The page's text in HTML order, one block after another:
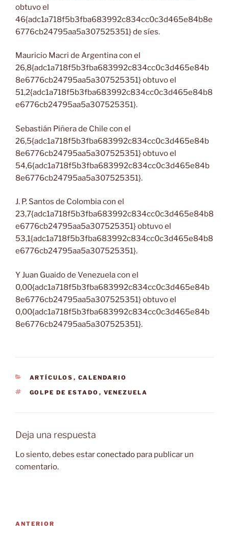
obtuvo el
46{adc1a718f5b3fba683992c834cc0c3d465e84b8e
6776cb24795aa5a307525351} de síes.
Mauricio Macri de Argentina con el
26,8{adc1a718f5b3fba683992c834cc0c3d465e84b
8e6776cb24795aa5a307525351} obtuvo el
51,2{adc1a718f5b3fba683992c834cc0c3d465e84b8
e6776cb24795aa5a307525351}.
Sebastián Piñera de Chile con el
26,5{adc1a718f5b3fba683992c834cc0c3d465e84b
8e6776cb24795aa5a307525351} obtuvo el
54,6{adc1a718f5b3fba683992c834cc0c3d465e84b
8e6776cb24795aa5a307525351}.
J. P. Santos de Colombia con el
23,7{adc1a718f5b3fba683992c834cc0c3d465e84b8
e6776cb24795aa5a307525351} obtuvo el
53,1{adc1a718f5b3fba683992c834cc0c3d465e84b8
e6776cb24795aa5a307525351}.
Y Juan Guaido de Venezuela con el
0,00{adc1a718f5b3fba683992c834cc0c3d465e84b
8e6776cb24795aa5a307525351} obtuvo el
0,00{adc1a718f5b3fba683992c834cc0c3d465e84b
8e6776cb24795aa5a307525351}.
CATEGORÍAS
ARTÍCULOS , CALENDARIO
ETIQUETAS
GOLPE DE ESTADO , VENEZUELA
Deja una respuesta
Lo siento, debes estarconectado para publicar un
comentario.
Entrada
ANTERIOR